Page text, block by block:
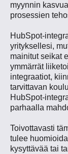
myynnin
prosessien
HubSpot-
yrityksellesi,
mainitut seikat
ymmärrät
integraatiot,
tarvittavan
HubSpot-
parhaalla
Toivottavasti
tulee
kysyttävää tai